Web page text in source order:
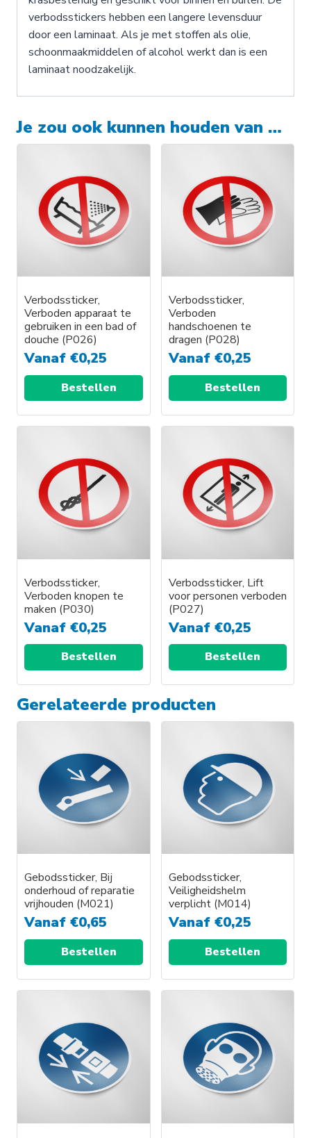
verbodsstickers hebben een langere levensduur
door een laminaat. Als je met stoffen als olie,
schoonmaakmiddelen of alcohol werkt dan is een
laminaat noodzakelijk.
Je zou ook kunnen houden van …
Verbodssticker,
Verboden apparaat te
gebruiken in een bad of
douche (P026)
Vanaf €0,25
Bestellen
Verbodssticker,
Verboden
handschoenen te
dragen (P028)
Vanaf €0,25
Bestellen
Verbodssticker,
Verboden knopen te
maken (P030)
Vanaf €0,25
Bestellen
Verbodssticker, Lift
voor personen verboden
(P027)
Vanaf €0,25
Bestellen
Gerelateerde producten
Gebodssticker, Bij
onderhoud of reparatie
vrijhouden (M021)
Vanaf €0,65
Bestellen
Gebodssticker,
Veiligheidshelm
verplicht (M014)
Vanaf €0,25
Bestellen